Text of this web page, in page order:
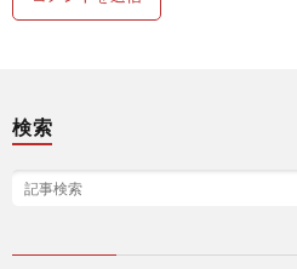
検索